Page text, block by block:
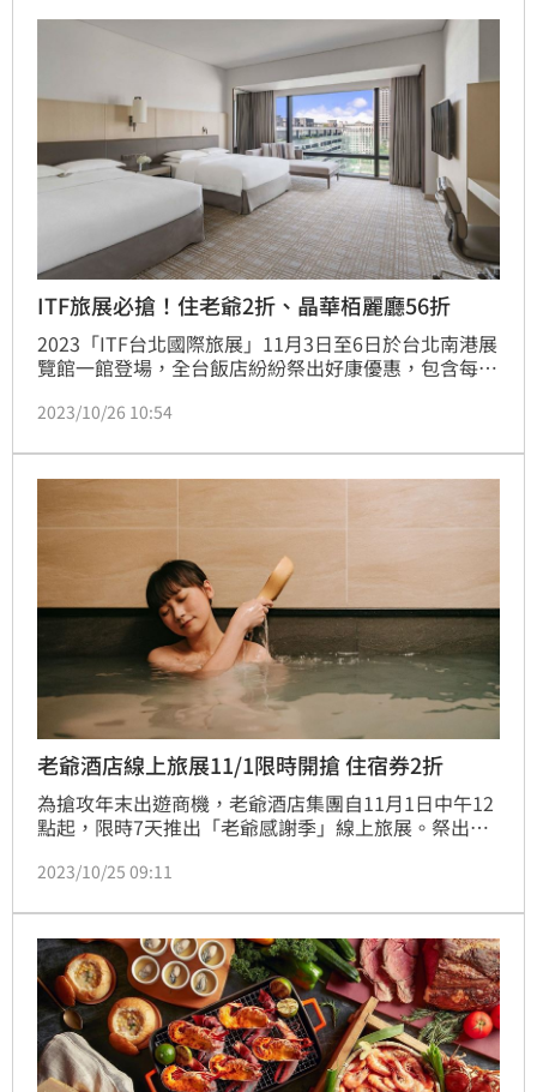
ITF旅展必搶！住老爺2折、晶華栢麗廳56折
2023「ITF台北國際旅展」11月3日至6日於台北南港展
覽館一館登場，全台飯店紛紛祭出好康優惠，包含每年
券」、入住老爺酒店集團最低2折起；還有台北萬豪住
1」；台北晶華最夯「栢麗廳」自助餐券下殺5.6折。
《三立新聞網》為您整理ITF必搶住宿券、餐券。(記者
劉沛妘)
2023/10/26 10:54
老爺酒店線上旅展11/1限時開搶 住宿券2折
為搶攻年末出遊商機，老爺酒店集團自11月1日中午12
點起，限時7天推出「老爺感謝季」線上旅展。祭出全
餐廳的「1,980元聯合餐飲券」、「礁溪老爺樂活假期
「3,999元台南老爺四人家庭客房住宿券」、「6,999元
知本老爺一泊二食住宿券」等47款經典商品，住宿券最
低2折起。今年首度規畫奢華溫泉酒店體驗入門
2023/10/25 09:11